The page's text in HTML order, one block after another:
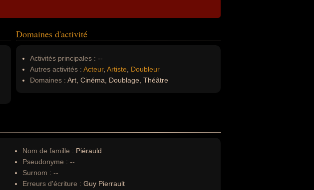
Domaines d'activité
Activités principales : --
Autres activités : Acteur, Artiste
Doubleur
Domaines : Art, Cinéma, Doublage, Théâtre
Nom de famille : Piérauld
Pseudonyme : --
Surnom : --
Erreurs d'écriture : Guy Pierrault